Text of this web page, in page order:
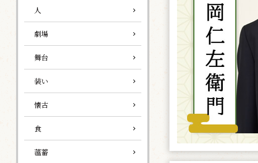
人
劇場
舞台
装い
懐古
食
薀蓄